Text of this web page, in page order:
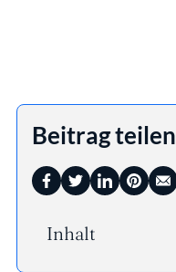
Beitrag teilen
Inhalt